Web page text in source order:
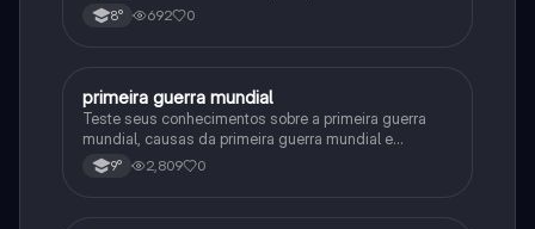
8° 692 0
História
primeira guerra mundial
Teste seus conhecimentos sobre a primeira guerra
mundial, causas da primeira guerra mundial e
consequências da Primeira Guerra Mundial, fases da
primeira guerra mundial
9° 2,809 0